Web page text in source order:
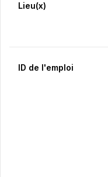
Lieu(x)
ID de l'emploi